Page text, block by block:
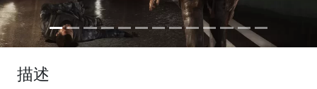
描述